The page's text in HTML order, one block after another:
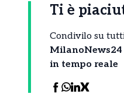
Ti è
Condivilo su
in tempo reale